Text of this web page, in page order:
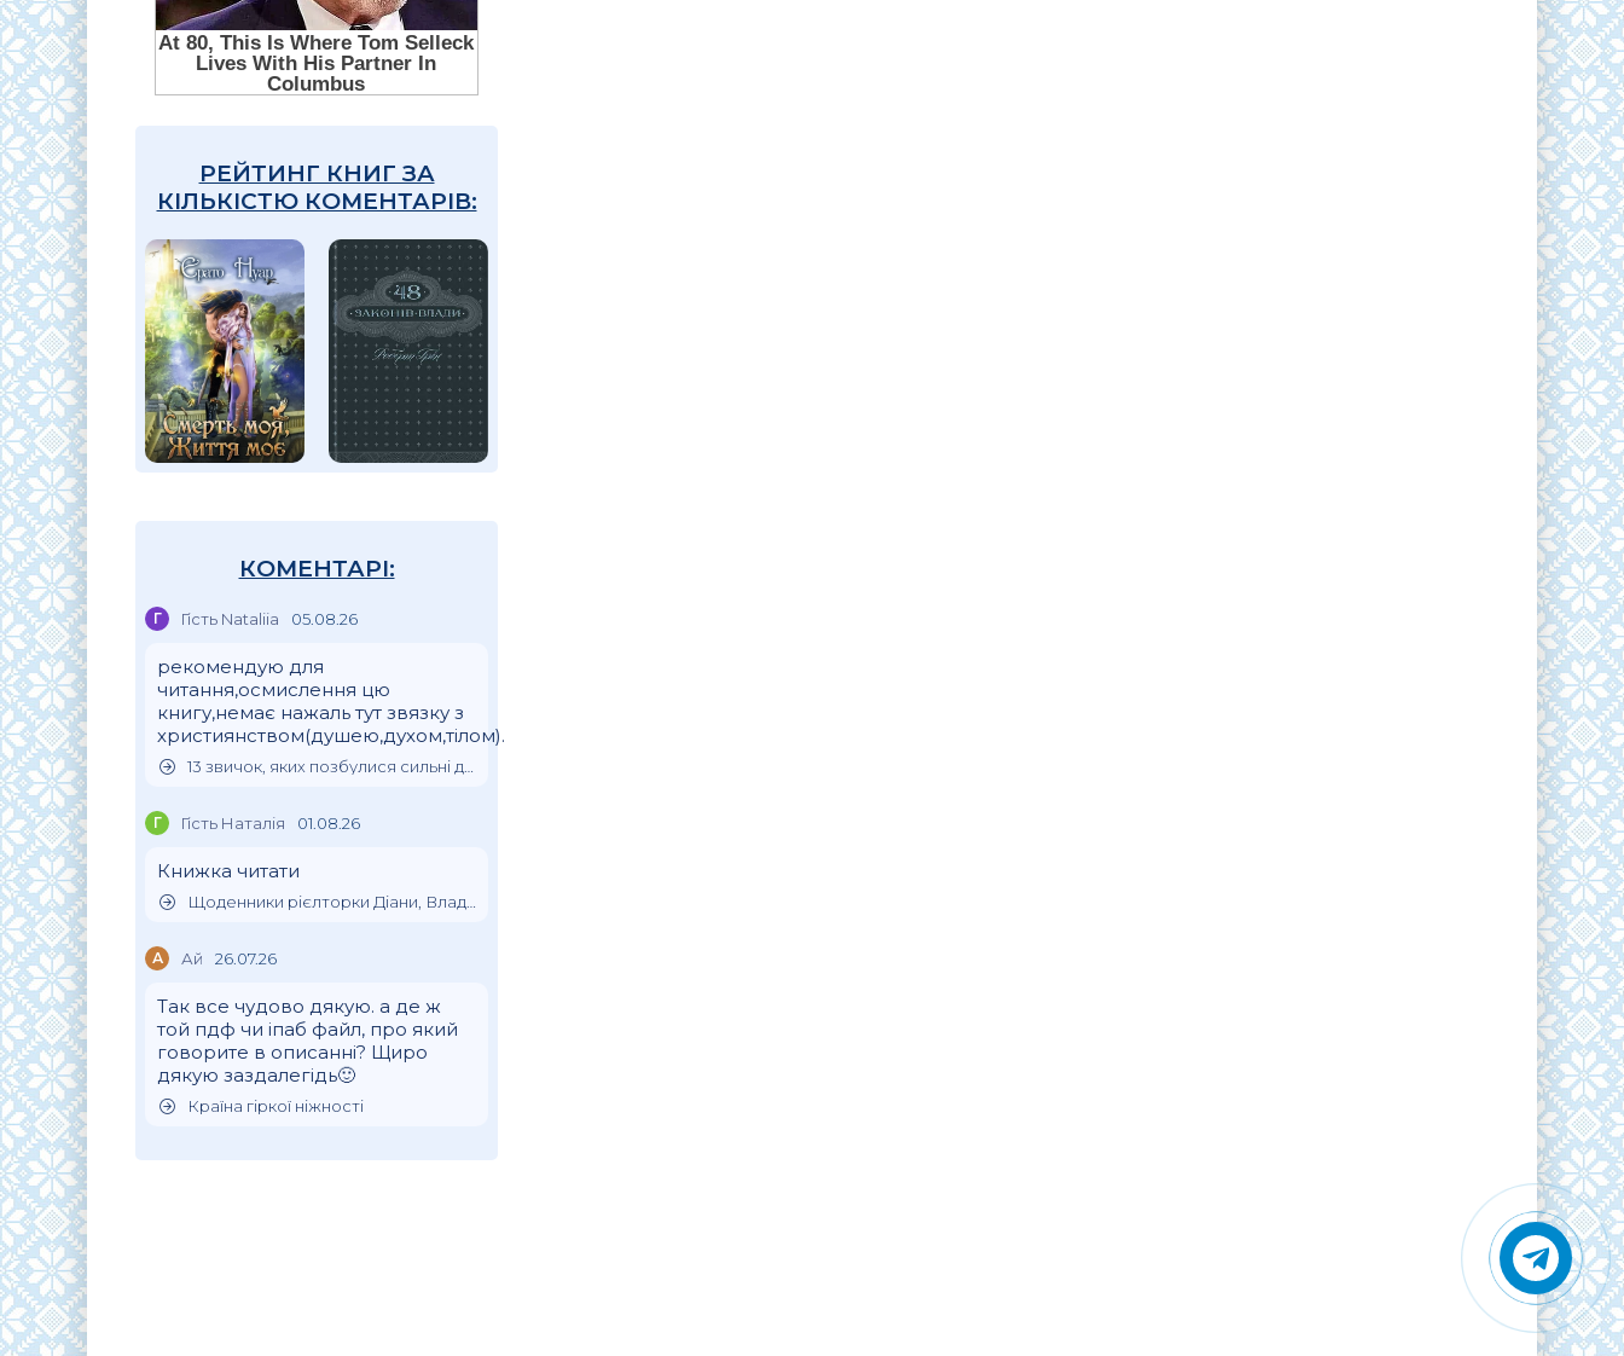
РЕЙТИНГ КНИГ ЗА
КІЛЬКІСТЮ КОМЕНТАРІВ:
КОМЕНТАРІ:
Г Гість Nataliia 05.08.26
рекомендую для
читання,осмислення цю
книгу,немає нажаль тут звязку з
християнством(душею,духом,тілом).
13 звичок, яких позбулися сильні духом люди
Г Гість Наталія 01.08.26
Книжка читати
Щоденники рієлторки Діани, Влада Клімова
А Ай 26.07.26
Так все чудово дякую. а де ж
той пдф чи іпаб файл, про який
говорите в описанні? Щиро
дякую заздалегідь🙂
Країна гіркої ніжності